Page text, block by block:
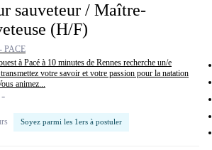
sauveteur / Maître-
(H/F)
PACE
à Pacé à 10 minutes de Rennes recherche un/e
votre savoir et votre passion pour la natation
animez...
Soyez parmi les 1ers à postuler